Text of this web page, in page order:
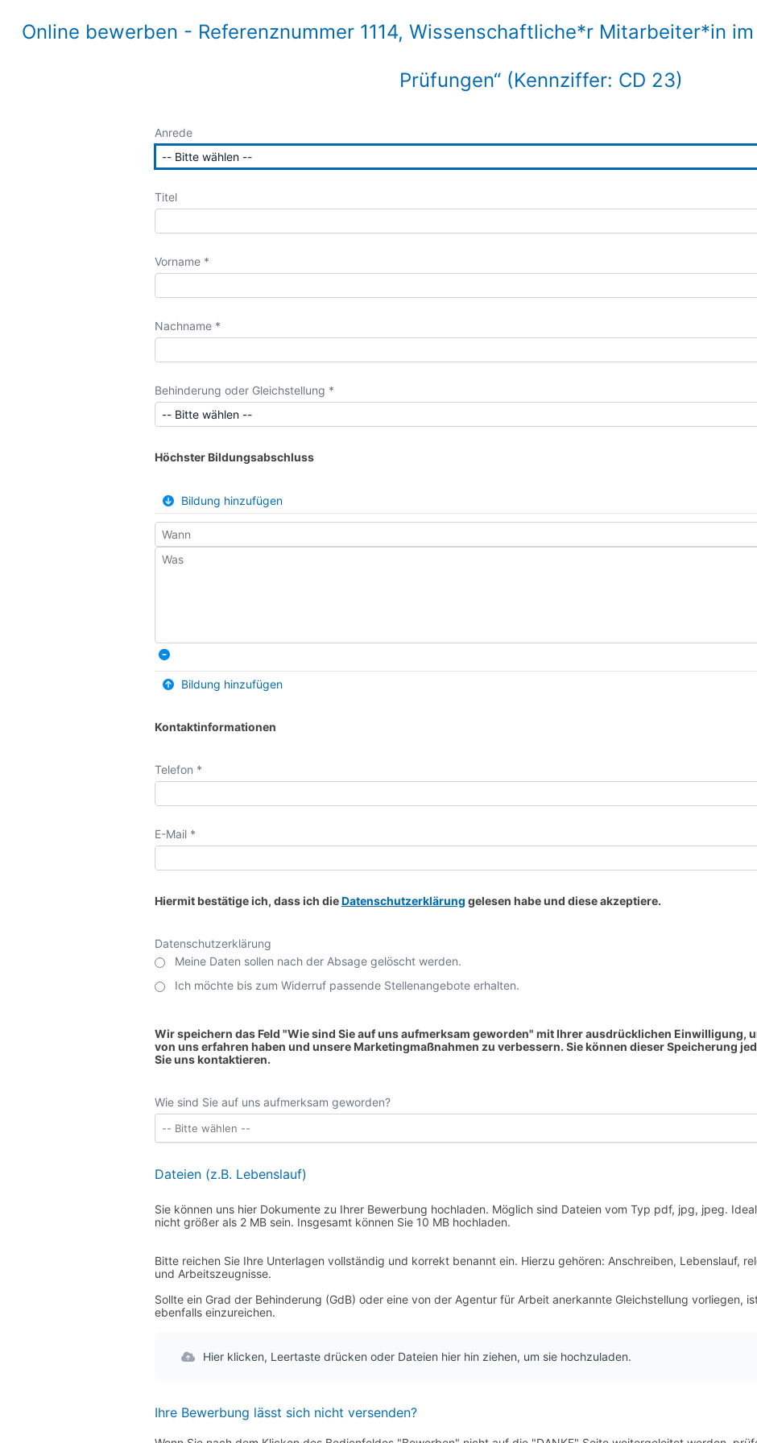
Online bewerben - Referenznummer 1114, Wissenschaftliche*r Mitarbeiter*in
Prüfungen“ (Kennziffer: CD 23)
Anrede
Titel
Vorname *
Nachname *
Behinderung oder Gleichstellung *
Höchster Bildungsabschluss
Bildung hinzufügen
Bildung hinzufügen
Kontaktinformationen
Telefon *
E-Mail *
Hiermit bestätige ich, dass ich dieDatenschutzerklärung gelesen habe und diese akzeptiere.
Datenschutzerklärung
Meine Daten sollen nach der Absage gelöscht werden.
Ich möchte bis zum Widerruf passende Stellenangebote erhalten.
Wir speichern das Feld "Wie sind Sie auf uns aufmerksam geworden" mit Ihrer ausdrücklichen Einwilligung,
von uns erfahren haben und unsere Marketingmaßnahmen zu verbessern. Sie können dieser Speicherung
Sie uns kontaktieren.
Wie sind Sie auf uns aufmerksam geworden?
Dateien (z.B. Lebenslauf)
Sie können uns hier Dokumente zu Ihrer Bewerbung hochladen. Möglich sind Dateien vom Typ pdf, jpg, jpeg.
nicht größer als 2 MB sein. Insgesamt können Sie 10 MB hochladen.
Bitte reichen Sie Ihre Unterlagen vollständig und korrekt benannt ein. Hierzu gehören: Anschreiben, Lebenslauf,
und Arbeitszeugnisse.
Sollte ein Grad der Behinderung (GdB) oder eine von der Agentur für Arbeit anerkannte Gleichstellung vorliegen,
ebenfalls einzureichen.
Hier klicken, Leertaste drücken oder Dateien hier hin ziehen, um sie hochzuladen.
Ihre Bewerbung lässt sich nicht versenden?